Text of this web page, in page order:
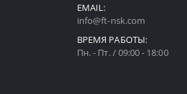
EMAIL:
info@ft-nsk.com
ВРЕМЯ РАБОТЫ:
Пн. - Пт. / 09:00 - 18:00